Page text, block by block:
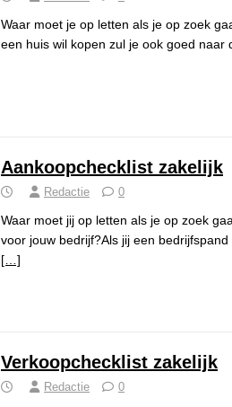
Waar moet je op letten als je op zoek
een huis wil kopen zul je ook goed naar
Aankoopchecklist zakelijk
Redactie 0
Waar moet jij op letten als je op zoek
voor jouw bedrijf?Als jij een
[…]
Verkoopchecklist zakelijk
Redactie 0